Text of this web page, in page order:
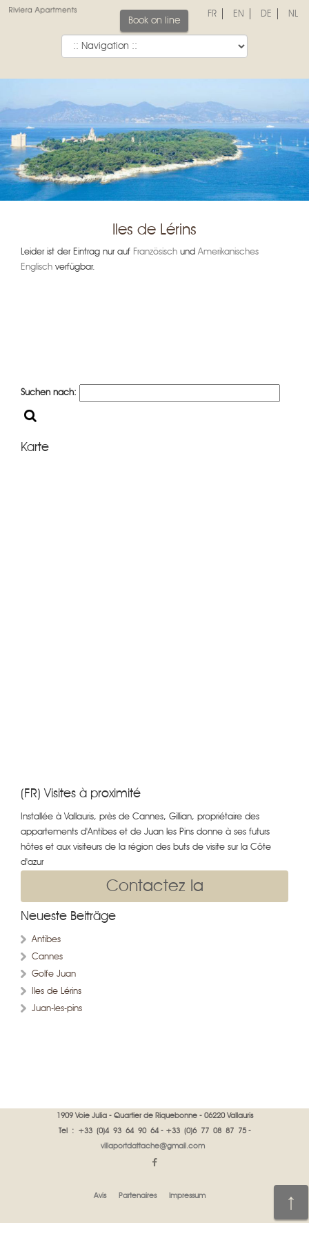
FR EN DE NL
Book on line
Iles de Lérins
Leider ist der Eintrag nur auf Französisch und Amerikanisches
Englisch verfügbar.
Suchen nach:
Karte
(FR) Visites à proximité
Installée à Vallauris, près de Cannes, Gillian, propriétaire des
appartements d'Antibes et de Juan les Pins donne à ses futurs
hôtes et aux visiteurs de la région des buts de visite sur la Côte
d'azur
Contactez la
Neueste Beiträge
Antibes
Cannes
Golfe Juan
Iles de Lérins
Juan-les-pins
1909 Voie Julia - Quartier de Riquebonne - 06220 Vallauris
Tel : +33 (0)4 93 64 90 64 - +33 (0)6 77 08 87 75 -
villaportdattache@gmail.com
Avis Partenaires Impressum